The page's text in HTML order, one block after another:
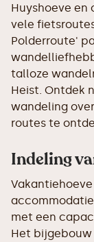
Huyshoeve en
vele
Polderroute'
talloze
Heist. Ontdek
wandeling
routes te
Indeling
met een
Het